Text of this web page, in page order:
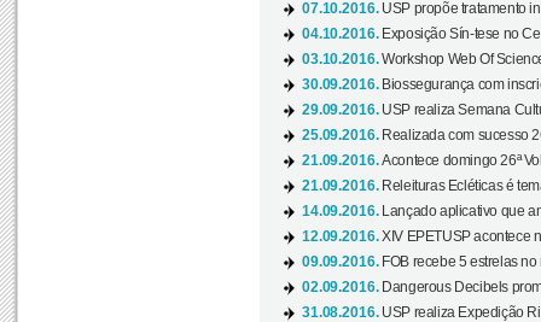
07.10.2016. USP propõe tratamento
04.10.2016. Exposição Sín-tese no
03.10.2016.Workshop Web Of
30.09.2016. Biossegurança com
29.09.2016. USP realiza Semana
25.09.2016. Realizada com sucesso
21.09.2016.Acontece domingo 26ª
21.09.2016. Releituras Ecléticas é
14.09.2016.
Lançado aplicativo que
12.09.2016.XIV EPETUSP acontece
09.09.2016. FOB recebe 5 estrelas
02.09.2016. Dangerous Decibels
31.08.2016. USP realiza Expedição